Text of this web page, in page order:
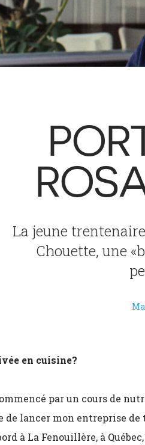
La jeune
Chouette, une
en cuisine?
par un cours de
de lancer mon entreprise
à La Fenouillère, à